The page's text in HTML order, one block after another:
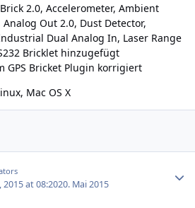
2.0, Accelerometer, Ambient
Out 2.0, Dust Detector,
Dual Analog In, Laser Range
Bricklet hinzugefügt
GPS Bricket Plugin korrigiert
, Mac OS X
2015 at 08:2020. Mai 2015